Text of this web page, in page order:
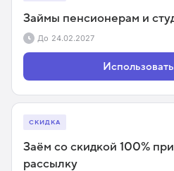
Займы пенсионерам и
До 24.02.2027
СКИДКА
Заём со скидкой 100%
рассылку